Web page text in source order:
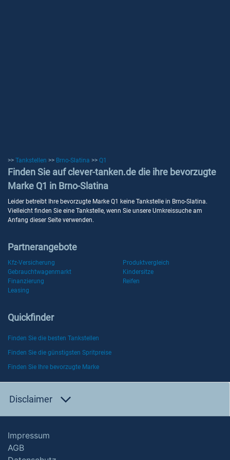
>> Tankstellen >> Brno-Slatina >> Q1
Finden Sie auf clever-tanken.de die ihre bevorzugte
Marke Q1 in Brno-Slatina
Leider betreibt Ihre bevorzugte Marke Q1 keine Tankstelle in Brno-Slatina.
Vielleicht finden Sie eine Tankstelle, wenn Sie unsere Umkreissuche am
Anfang dieser Seite verwenden.
Partnerangebote
Kfz-Versicherung
Produktvergleich
Gebrauchtwagenmarkt
Kindersitze
Finanzierung
Reifen
Leasing
Quickfinder
Finden Sie die besten Tankstellen
Finden Sie die günstigsten Spritpreise
Finden Sie Ihre bevorzugte Marke
Disclaimer
Impressum
AGB